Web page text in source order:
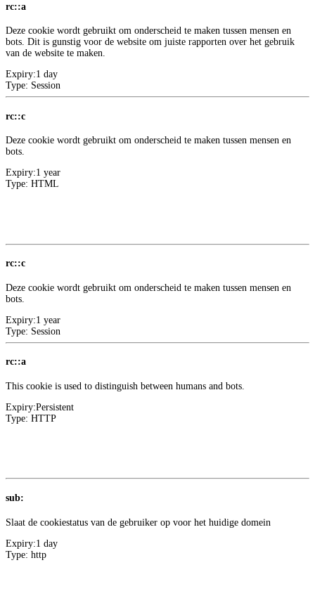
rc::a
Deze cookie wordt gebruikt om onderscheid te maken tussen mensen en
bots. Dit is gunstig voor de website om juiste rapporten over het gebruik
van de website te maken.
Expiry:1 day
Type: Session
rc::c
Deze cookie wordt gebruikt om onderscheid te maken tussen mensen en
bots.
Expiry:1 year
Type: HTML
rc::c
Deze cookie wordt gebruikt om onderscheid te maken tussen mensen en
bots.
Expiry:1 year
Type: Session
rc::a
This cookie is used to distinguish between humans and bots.
Expiry:Persistent
Type: HTTP
sub:
Slaat de cookiestatus van de gebruiker op voor het huidige domein
Expiry:1 day
Type: http